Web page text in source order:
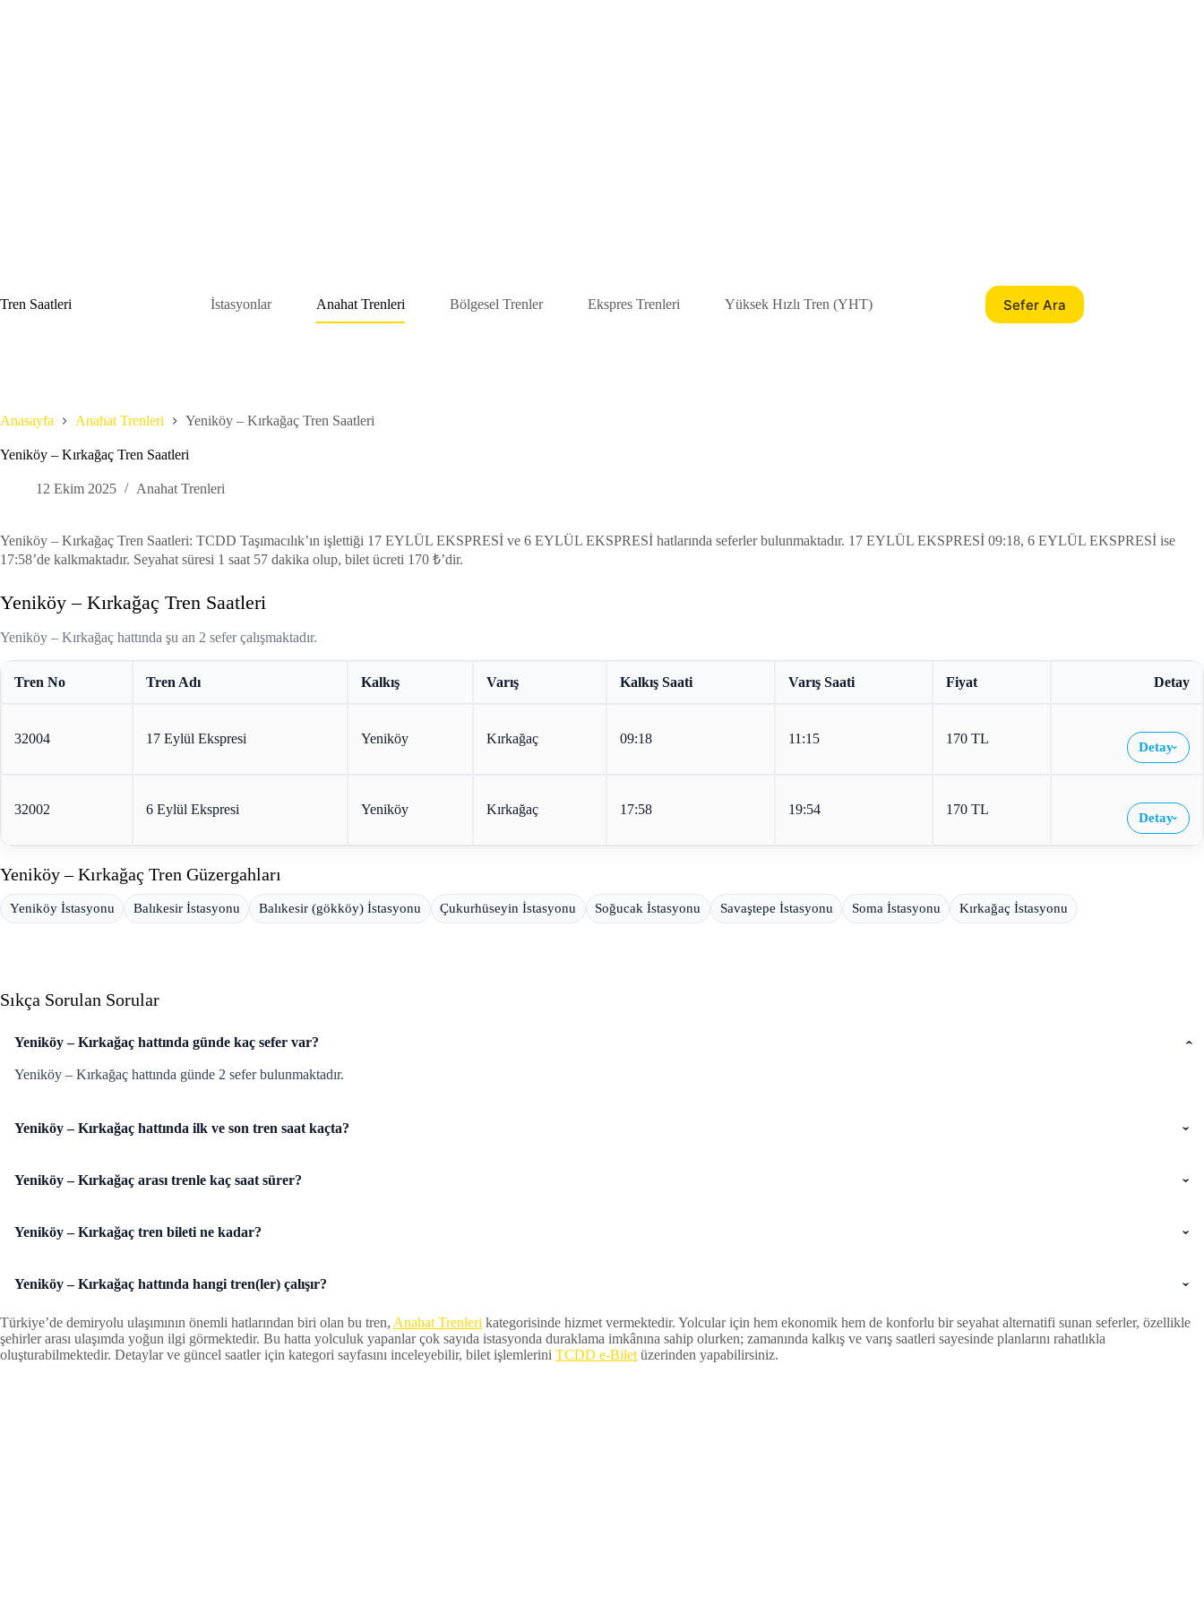
Tren Saatleri
İstasyonlar Anahat Trenleri Bölgesel Trenler Ekspres Trenleri Yüksek Hızlı Tren (YHT) Sefer Ara
Anasayfa Anahat Trenleri Yeniköy – Kırkağaç Tren Saatleri
Yeniköy – Kırkağaç Tren Saatleri
12 Ekim 2025 Anahat Trenleri
Yeniköy – Kırkağaç Tren Saatleri: TCDD Taşımacılık’ın işlettiği 17 EYLÜL EKSPRESİ ve 6 EYLÜL EKSPRESİ hatlarında seferler bulunmaktadır. 17 EYLÜL EKSPRESİ 09:18, 6 EYLÜL EKSPRESİ ise
17:58’de kalkmaktadır. Seyahat süresi 1 saat 57 dakika olup, bilet ücreti 170 ₺’dir.
Yeniköy – Kırkağaç Tren Saatleri
Yeniköy – Kırkağaç hattında şu an 2 sefer çalışmaktadır.
Tren No Tren Adı Kalkış Varış Kalkış Saati Varış Saati Fiyat Detay
32004 17 Eylül Ekspresi Yeniköy Kırkağaç 09:18 11:15 170 TL
Detay›
32002 6 Eylül Ekspresi Yeniköy Kırkağaç 17:58 19:54 170 TL
Detay›
Yeniköy – Kırkağaç Tren Güzergahları
Yeniköy İstasyonu Balıkesir İstasyonu Balıkesir (gökköy) İstasyonu Çukurhüseyin İstasyonu Soğucak İstasyonu Savaştepe İstasyonu Soma İstasyonu Kırkağaç İstasyonu
Sıkça Sorulan Sorular
Yeniköy – Kırkağaç hattında günde kaç sefer var?
Yeniköy – Kırkağaç hattında günde 2 sefer bulunmaktadır.
Yeniköy – Kırkağaç hattında ilk ve son tren saat kaçta?
Yeniköy – Kırkağaç arası trenle kaç saat sürer?
Yeniköy – Kırkağaç tren bileti ne kadar?
Yeniköy – Kırkağaç hattında hangi tren(ler) çalışır?
Türkiye’de demiryolu ulaşımının önemli hatlarından biri olan bu tren, Anahat Trenleri kategorisinde hizmet vermektedir. Yolcular için hem ekonomik hem de konforlu bir seyahat alternatifi sunan seferler, özellikle
şehirler arası ulaşımda yoğun ilgi görmektedir. Bu hatta yolculuk yapanlar çok sayıda istasyonda duraklama imkânına sahip olurken; zamanında kalkış ve varış saatleri sayesinde planlarını rahatlıkla
oluşturabilmektedir. Detaylar ve güncel saatler için kategori sayfasını inceleyebilir, bilet işlemlerini TCDD e-Bilet üzerinden yapabilirsiniz.